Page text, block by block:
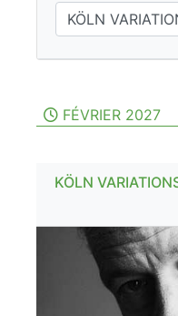
FÉVRIER 2027
KÖLN